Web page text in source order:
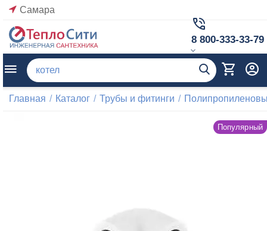
Самара
8 800-333-33-79
Главная / Каталог / Трубы и фитинги /
Популярный